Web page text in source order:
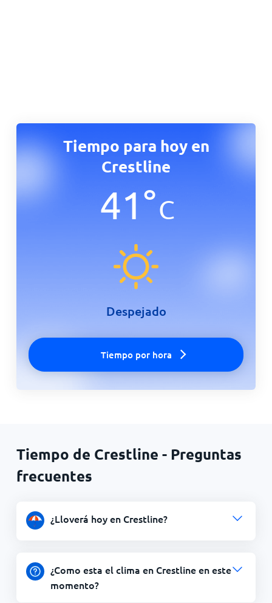
Tiempo para hoy en
Crestline
41°C
Despejado
Tiempo por hora
Tiempo de Crestline - Preguntas
frecuentes
¿Lloverá hoy en Crestline?
¿Como esta el clima en Crestline en este
momento?